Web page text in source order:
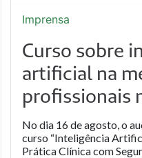
Imprensa
Curso sobre
artificial na
profissionais
No dia 16 de agosto, o
curso “Inteligência
Prática Clínica com